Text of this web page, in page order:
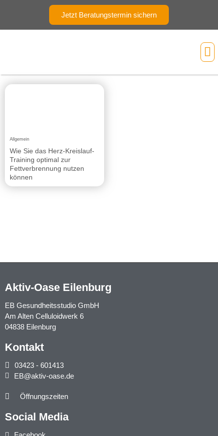
Jetzt Beratungstermin sichern
Allgemein
Wie Sie das Herz-Kreislauf-
Training optimal zur
Fettverbrennung nutzen
können
Aktiv-Oase Eilenburg
EB Gesundheitsstudio GmbH
Am Alten Celluloidwerk 6
04838 Eilenburg
Kontakt
03423 - 601413
EB@aktiv-oase.de
Öffnungszeiten
Social Media